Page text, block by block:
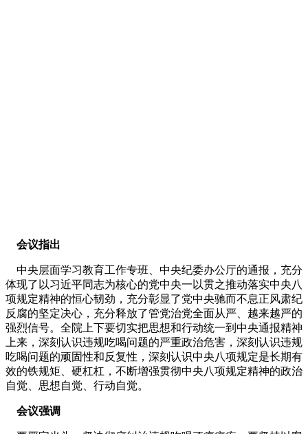
会议指出
中央层面学习教育工作专班、中央纪委办公厅的通报，充分
体现了以习近平同志为核心的党中央一以贯之推动落实中央八
项规定精神的恒心韧劲，充分彰显了党中央驰而不息正风肃纪
反腐的坚定决心，充分释放了管党治党全面从严、越来越严的
强烈信号。全院上下要切实把思想和行动统一到中央通报精神
上来，深刻认识违规吃喝问题的严重政治危害，深刻认识违规
吃喝问题的顽固性和反复性，深刻认识中央八项规定是长期有
效的铁规矩、硬杠杠，不断增强贯彻中央八项规定精神的政治
自觉、思想自觉、行动自觉。
会议强调